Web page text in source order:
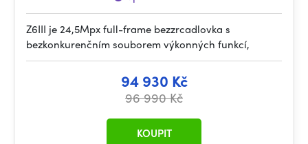
Z6III je 24,5Mpx full-frame bezzrcadlovka s
bezkonkurenčním souborem výkonných funkcí,
94 930 Kč
96 990 Kč
KOUPIT